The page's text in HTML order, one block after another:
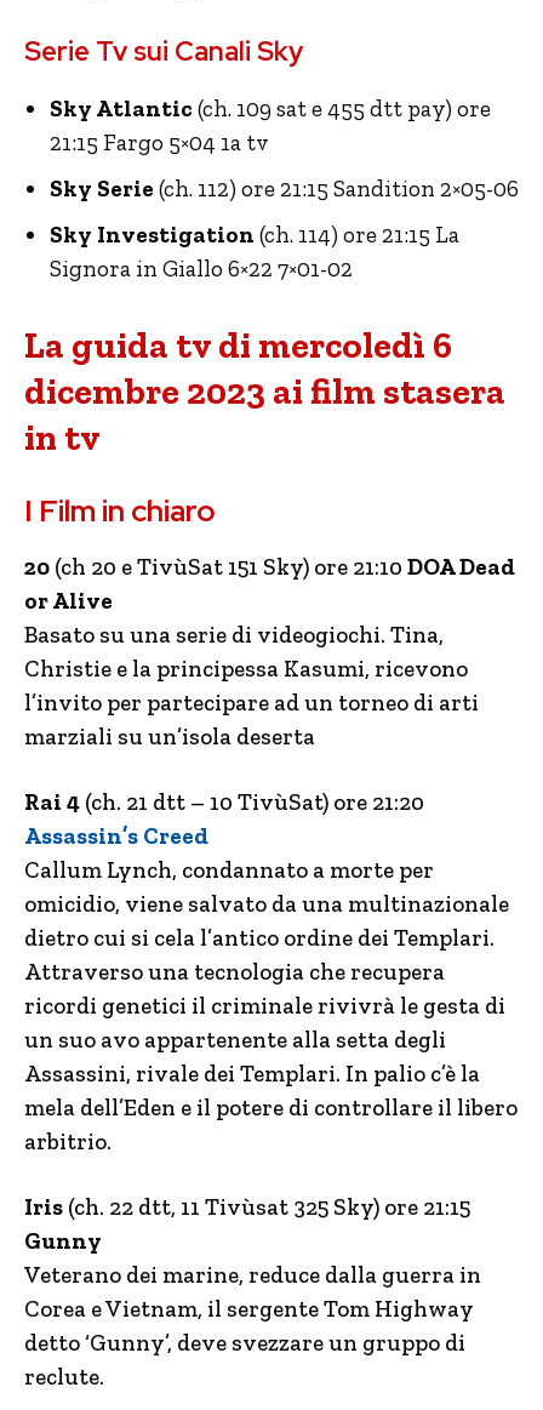
Serie Tv sui Canali Sky
Sky Atlantic (ch. 109 sat e 455 dtt pay) ore
21:15 Fargo 5×04 1a tv
Sky Serie (ch. 112) ore 21:15 Sandition 2×05-06
Sky Investigation (ch. 114) ore 21:15 La
Signora in Giallo 6×22 7×01-02
La guida tv di mercoledì 6
dicembre 2023 ai film stasera
in tv
I Film in chiaro
20 (ch 20 e TivùSat 151 Sky) ore 21:10 DOA Dead
or Alive
Basato su una serie di videogiochi. Tina,
Christie e la principessa Kasumi, ricevono
l’invito per partecipare ad un torneo di arti
marziali su un’isola deserta
Rai 4 (ch. 21 dtt – 10 TivùSat) ore 21:20
Assassin’s Creed
Callum Lynch, condannato a morte per
omicidio, viene salvato da una multinazionale
dietro cui si cela l’antico ordine dei Templari.
Attraverso una tecnologia che recupera
ricordi genetici il criminale rivivrà le gesta di
un suo avo appartenente alla setta degli
Assassini, rivale dei Templari. In palio c’è la
mela dell’Eden e il potere di controllare il libero
arbitrio.
Iris (ch. 22 dtt, 11 Tivùsat 325 Sky) ore 21:15
Gunny
Veterano dei marine, reduce dalla guerra in
Corea e Vietnam, il sergente Tom Highway
detto ‘Gunny’, deve svezzare un gruppo di
reclute.